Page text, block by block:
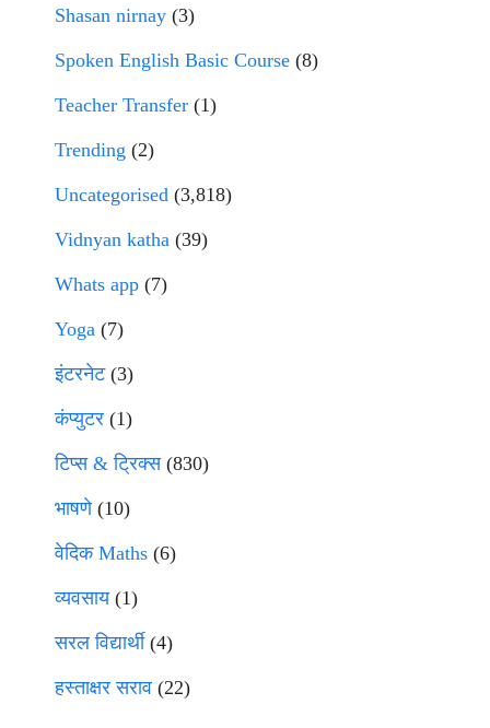
Shasan nirnay (3)
Spoken English Basic Course (8)
Teacher Transfer (1)
Trending (2)
Uncategorised (3,818)
Vidnyan katha (39)
Whats app (7)
Yoga (7)
इंटरनेट(3)
कंप्युटर (1)
टिप्स & ट्रिक्स(830)
भाषणे(10)
वेदिक Maths (6)
व्यवसाय(1)
सरल विद्यार्थी(4)
हस्ताक्षर सराव (22)